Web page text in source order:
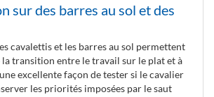
sur des barres au sol et des
cavalettis et les barres au sol permettent
transition entre le travail sur le plat et à
excellente façon de tester si le cavalier
les priorités imposées par le saut